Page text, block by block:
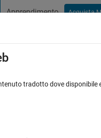
Apprendimento Acquista
tradotto dove